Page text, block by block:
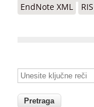
EndNote XML
RIS
Unesite ključne reči